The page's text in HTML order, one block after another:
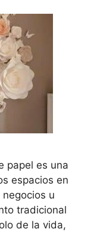
papel es una
espacios en
u
tradicional
de la vida,